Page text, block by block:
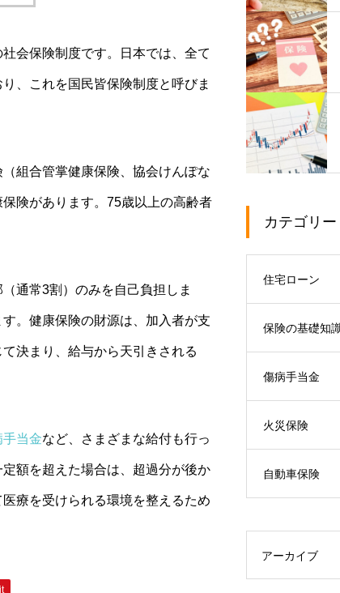
いと言われる理由や必要な人の特
仕組み・リスク・選び方をわかり
会保険制度です。日本では、全て
、これを国民皆保険制度と呼びま
組合管掌健康保険、協会けんぽな
険があります。75歳以上の高齢者
通常3割）のみを自己負担しま
。健康保険の財源は、加入者が支
決まり、給与から天引きされる
手当金など、さまざまな給付も行っ
額を超えた場合は、超過分が後か
療を受けられる環境を整えるため
カテゴリー
住宅ローン
保険の基礎知
傷病手当金
火災保険
自動車保険
アーカイブ